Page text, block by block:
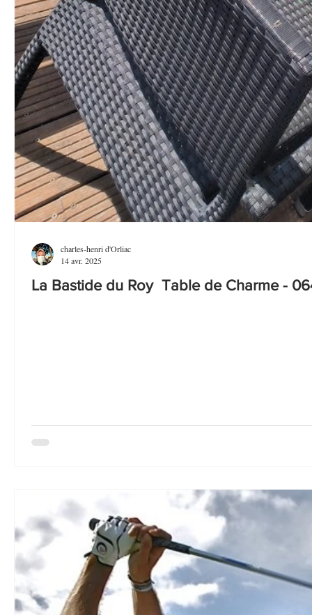
La Bastide du Roy Table de Charme -
charles-henri d'Orliac
14 avr. 2025